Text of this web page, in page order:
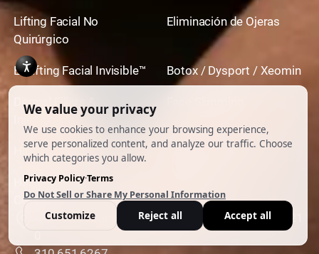
Lifting Facial No
Quirúrgico
Eliminación de Ojeras
El Lifting Facial Invisible™ Botox / Dysport / Xeomin
Dermal Fillers &
Hip Dip Correction Laser Hair Removal
Hair Restoration
CONTACTO Y UBICACIÓN
444 North Camden Dr. Beverly Hills, California 9021